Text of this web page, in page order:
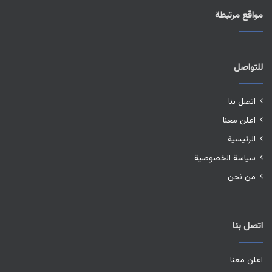
مواقع مرتبطة
للتواصل
اتصل بنا
اعلن معنا
الرئيسية
سياسة الخصوصية
من نحن
اتصل بنا
اعلن معنا